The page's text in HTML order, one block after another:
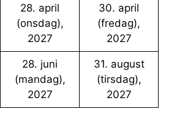
28. april
(onsdag),
2027
30. april
(fredag),
2027
28. juni
(mandag),
2027
31. august
(tirsdag),
2027